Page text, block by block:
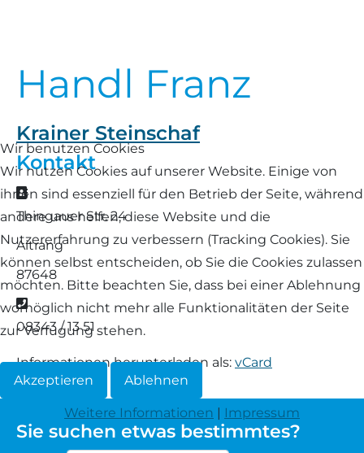
Handl Franz
Krainer Steinschaf
Kontakt
Adresse
Thingauer Str. 24
Aitrang
87648
Telefon
08343 / 13 51
Informationen herunterladen als: vCard
Sie suchen etwas bestimmtes?
Wir benutzen Cookies
Wir nutzen Cookies auf unserer Website. Einige von
ihnen sind essenziell für den Betrieb der Seite, während
andere uns helfen, diese Website und die
Nutzererfahrung zu verbessern (Tracking Cookies). Sie
können selbst entscheiden, ob Sie die Cookies zulassen
möchten. Bitte beachten Sie, dass bei einer Ablehnung
womöglich nicht mehr alle Funktionalitäten der Seite
zur Verfügung stehen.
Akzeptieren Ablehnen
Weitere Informationen | Impressum
Links Züchter-Internetseiten
Futtrationsrechner
Fachberater in Bayern
Lineare Beurteilung Zahnstellung
Erfassung der Euterreinheit
Weißes Bergschaf
Rouge de Roussillon
Schwarzes Villnösser Schaf
Shetland
Skudde
South Down
Weiße gehörnte Heidschnucke